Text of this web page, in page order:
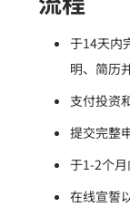
于14天内
明、简历
支付投资
提交完整
于1-2个
在线宣誓